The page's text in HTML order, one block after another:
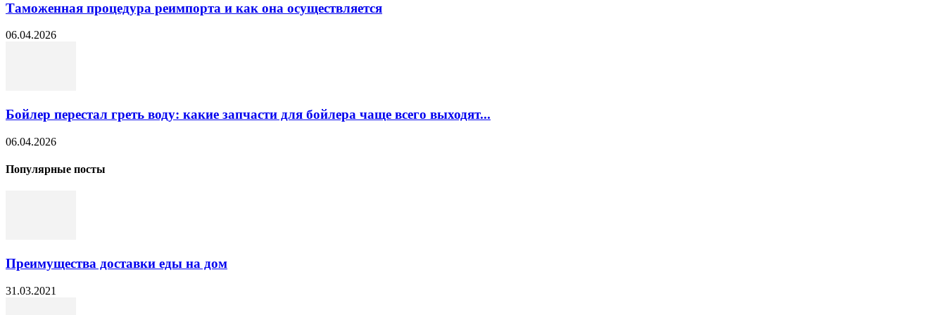
Таможенная процедура реимпорта и как она осуществляется
06.04.2026
Бойлер перестал греть воду: какие запчасти для бойлера чаще всего выходят...
06.04.2026
Популярные посты
Преимущества доставки еды на дом
31.03.2021